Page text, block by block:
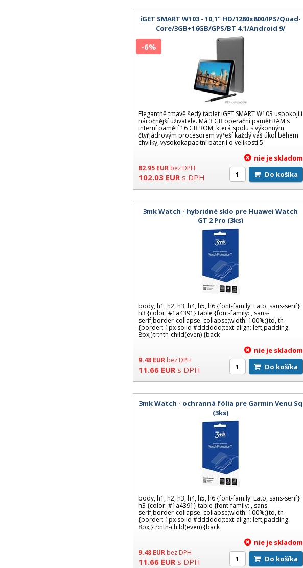
iGET SMART W103 - 10,1" HD/1280x800/IPS/Quad-
Core/3GB+16GB/GPS/BT 4.1/Android 9/
černá+šedá/kovový design
Elegantně tmavě šedý tablet iGET SMART W103 uspokojí i
náročnější uživatele. Má 3 GB operační paměť RAM s
interní pamětí 16 GB ROM, která spolu s výkonným
čtyřjádrovým procesorem vyřeší každý váš úkol během
chvilky, vysokokapacitní baterii o velikosti 5
82.95 EUR bez DPH
102.03 EUR s DPH
-6%
nie je skladom
Do košíka
3mk Watch - hybridné sklo pre Huawei Watch
GT 2 Pro (3ks)
body, h1, h2, h3, h4, h5, h6 {font-family: Lato, sans-serif}
h3 {color: #1a4391} table {font-family: , sans-
serif;border-collapse: collapse;width: 100%;}td, th
{border: 1px solid #dddddd;text-align: left;padding:
8px;}tr:nth-child(even) {back
9.48 EUR bez DPH
11.66 EUR s DPH
nie je skladom
Do košíka
3mk Watch - ochranná fólia pre Garmin Venu Sq
(3ks)
body, h1, h2, h3, h4, h5, h6 {font-family: Lato, sans-serif}
h3 {color: #1a4391} table {font-family: , sans-
serif;border-collapse: collapse;width: 100%;}td, th
{border: 1px solid #dddddd;text-align: left;padding:
8px;}tr:nth-child(even) {back
9.48 EUR bez DPH
11.66 EUR s DPH
nie je skladom
Do košíka